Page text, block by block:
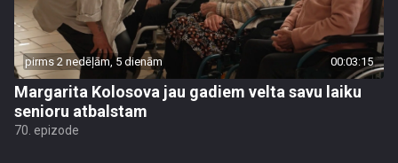
pirms 2 nedēļām, 5 dienām 00:03:15
Margarita Kolosova jau gadiem velta savu laiku
senioru atbalstam
70. epizode